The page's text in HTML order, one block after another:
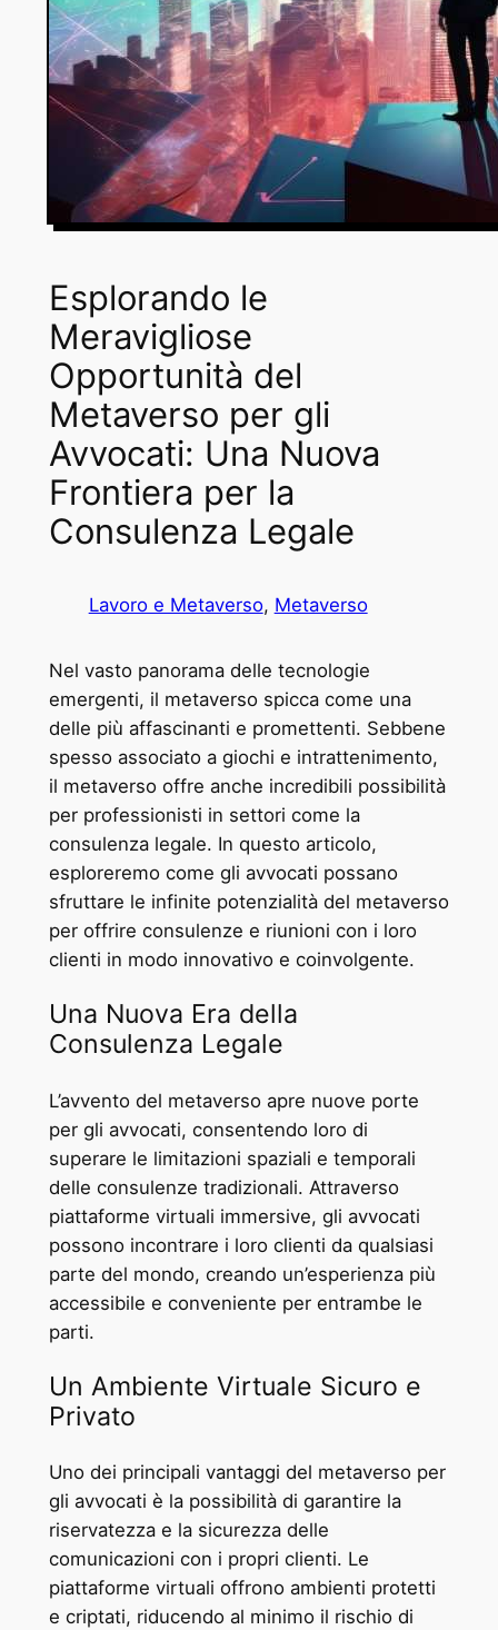
Esplorando le
Meravigliose
Opportunità del
Metaverso per gli
Avvocati: Una Nuova
Frontiera per la
Consulenza Legale
Lavoro e Metaverso, Metaverso
Nel vasto panorama delle tecnologie
emergenti, il metaverso spicca come una
delle più affascinanti e promettenti. Sebbene
spesso associato a giochi e intrattenimento,
il metaverso offre anche incredibili possibilità
per professionisti in settori come la
consulenza legale. In questo articolo,
esploreremo come gli avvocati possano
sfruttare le infinite potenzialità del metaverso
per offrire consulenze e riunioni con i loro
clienti in modo innovativo e coinvolgente.
Una Nuova Era della
Consulenza Legale
L’avvento del metaverso apre nuove porte
per gli avvocati, consentendo loro di
superare le limitazioni spaziali e temporali
delle consulenze tradizionali. Attraverso
piattaforme virtuali immersive, gli avvocati
possono incontrare i loro clienti da qualsiasi
parte del mondo, creando un’esperienza più
accessibile e conveniente per entrambe le
parti.
Un Ambiente Virtuale Sicuro e
Privato
Uno dei principali vantaggi del metaverso per
gli avvocati è la possibilità di garantire la
riservatezza e la sicurezza delle
comunicazioni con i propri clienti. Le
piattaforme virtuali offrono ambienti protetti
e criptati, riducendo al minimo il rischio di